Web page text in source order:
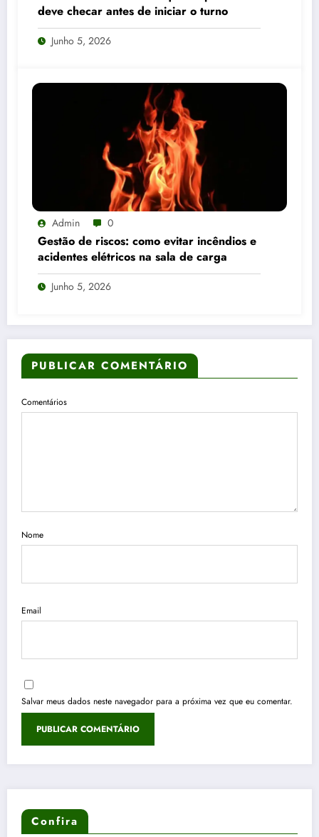
deve checar antes de iniciar o turno
Junho 5, 2026
Admin 0
Gestão de riscos: como evitar incêndios e
acidentes elétricos na sala de carga
Junho 5, 2026
PUBLICAR COMENTÁRIO
Comentários
Nome
Email
Salvar meus dados neste navegador para a próxima vez que eu comentar.
Confira